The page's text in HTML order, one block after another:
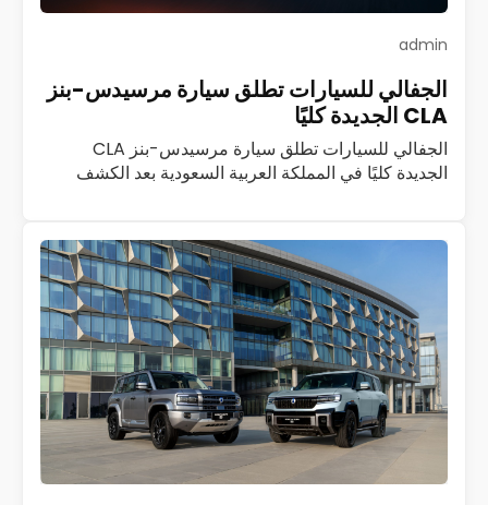
admin
الجفالي للسيارات تطلق سيارة مرسيدس-بنز
CLA الجديدة كليًا
الجفالي للسيارات تطلق سيارة مرسيدس-بنز CLA
الجديدة كليًا في المملكة العربية السعودية بعد الكشف
اقرأ المزيد